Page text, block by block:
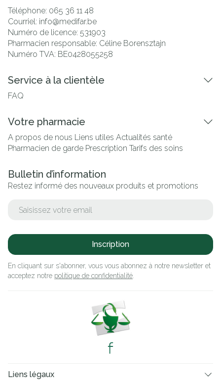
Téléphone: 065 36 11 48
Courriel: info@medifar.be
Numéro de licence: 531903
Pharmacien responsable: Céline Borensztajn
Numéro TVA: BE0428055258
Service à la clientèle
FAQ
Votre pharmacie
A propos de nous Liens utiles Actualités santé
Pharmacien de garde Prescription Tarifs des soins
Bulletin d’information
Restez informé des nouveaux produits et promotions
Inscription
En cliquant sur s'abonner, vous vous abonnez à notre newsletter et
acceptez notre politique de confidentialité
Liens légaux